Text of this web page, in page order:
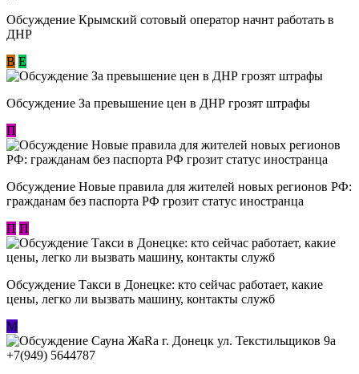
Обсуждение Крымский сотовый оператор начнт работать в
ДНР
В E
Обсуждение За превышение цен в ДНР грозят штрафы
П
Обсуждение Новые правила для жителей новых регионов РФ:
гражданам без паспорта РФ грозит статус иностранца
П П
Обсуждение ​Такси в Донецке: кто сейчас работает, какие
цены, легко ли вызвать машину, контакты служб
М